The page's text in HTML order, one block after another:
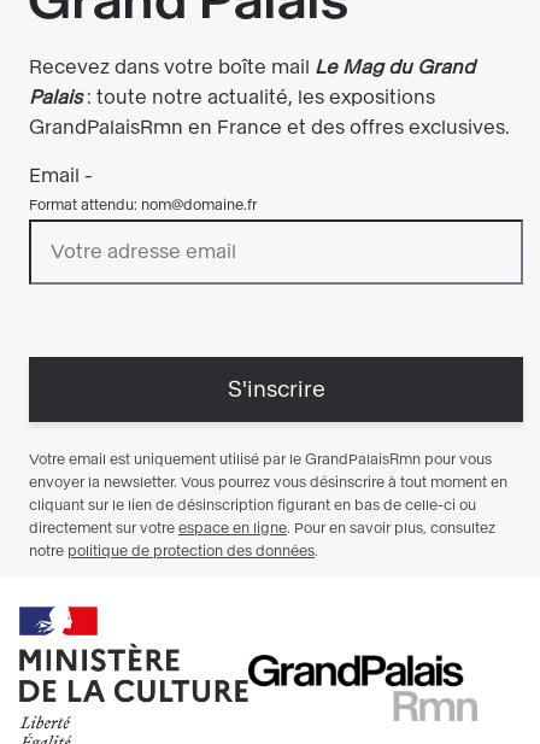
Ministère
de